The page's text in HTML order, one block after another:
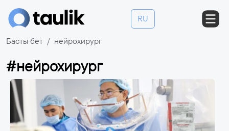
RU
Басты бет нейрохирург
#нейрохирург